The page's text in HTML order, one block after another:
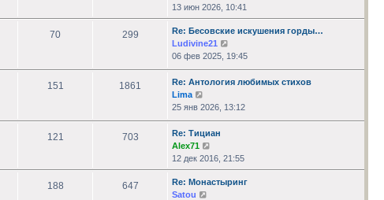
к
последнему
сообщению
13 июн 2026, 10:41
70 299
Re: Бесовские искушения горды…
Ludivine21
к
последнему
сообщению
06 фев 2025, 19:45
151 1861
Re: Антология любимых стихов
Lima
к
последнему
сообщению
25 янв 2026, 13:12
121 703
Re: Тициан
Alex71
к
последнему
сообщению
12 дек 2016, 21:55
188 647
Re: Монастыринг
Satou